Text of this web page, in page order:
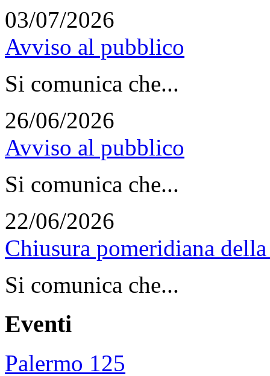
03/07/2026
Avviso al pubblico
Si comunica che...
26/06/2026
Avviso al pubblico
Si comunica che...
22/06/2026
Chiusura pomeridiana
Si comunica che...
Eventi
Palermo 125